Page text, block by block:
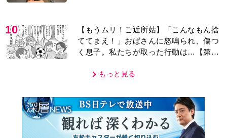
10
【もうムリ！ご近所姑】「こんなもん捨
ててまえ！」おばさんに怒鳴られ、傷つ
く息子。私たちが取った行動は…【第3
もっと見る